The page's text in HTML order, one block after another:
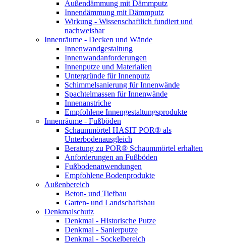
Außendämmung mit Dämmputz
Innendämmung mit Dämmputz
Wirkung - Wissenschaftlich fundiert und
nachweisbar
Innenräume - Decken und Wände
Innenwandgestaltung
Innenwandanforderungen
Innenputze und Materialien
Untergründe für Innenputz
Schimmelsanierung für Innenwände
Spachtelmassen für Innenwände
Innenanstriche
Empfohlene Innengestaltungsprodukte
Innenräume - Fußböden
Schaummörtel HASIT POR® als
Unterbodenausgleich
Beratung zu POR® Schaummörtel erhalten
Anforderungen an Fußböden
Fußbodenanwendungen
Empfohlene Bodenprodukte
Außenbereich
Beton- und Tiefbau
Garten- und Landschaftsbau
Denkmalschutz
Denkmal - Historische Putze
Denkmal - Sanierputze
Denkmal - Sockelbereich